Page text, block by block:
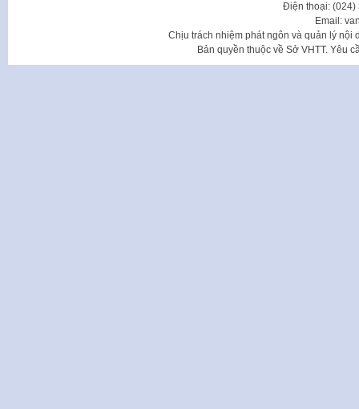
Điện thoại: (024)
Email:
Chịu trách nhiệm phát ngôn và quản lý nội
Bản quyền thuộc về Sở VHTT. Yêu